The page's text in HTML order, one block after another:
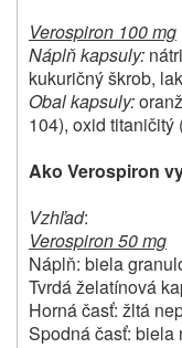
Verospiron 100 mg
Náplň kapsuly:
kukuričný škrob,
Obal kapsuly:
104), oxid titaničitý
Ako Verospiron
Vzhľad:
Verospiron 50 mg
Náplň: biela
Tvrdá želatínová
Horná časť: žltá
Spodná časť: biela